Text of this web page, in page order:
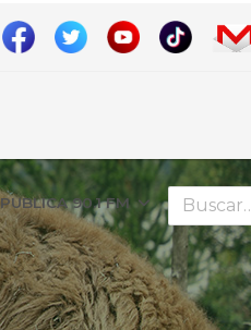
PUBLICA 90.1 FM Buscar